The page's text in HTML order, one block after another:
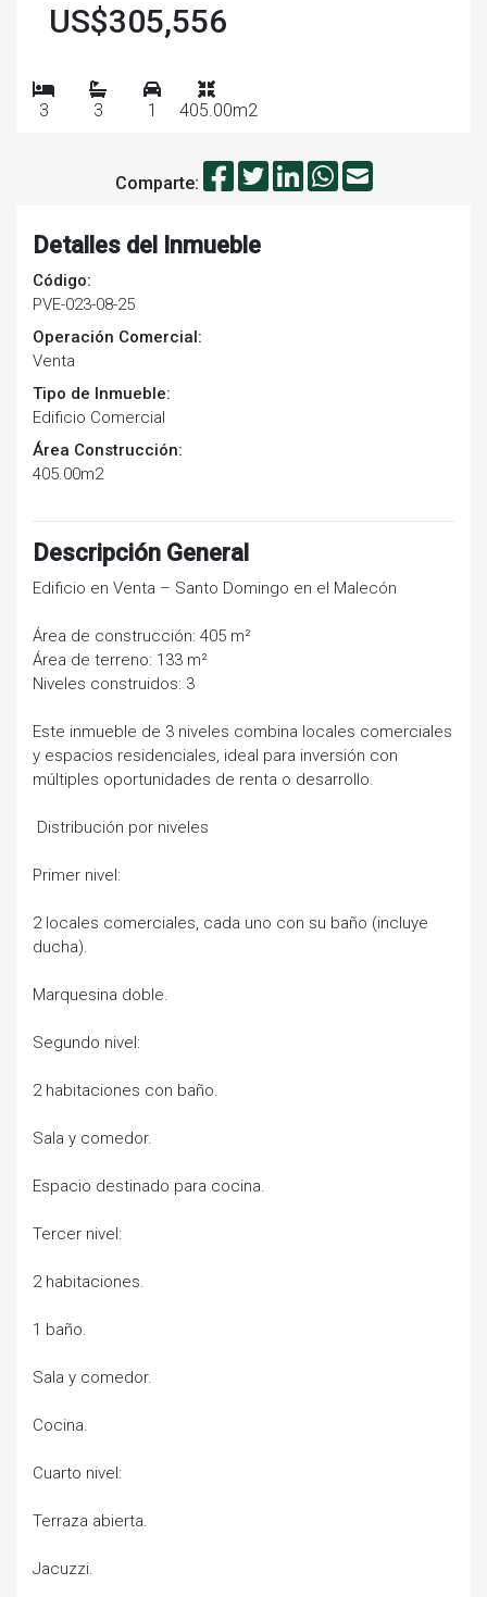
US$305,556
3 3 1 405.00m2
Comparte:
Detalles del Inmueble
Código:
PVE-023-08-25
Operación Comercial:
Venta
Tipo de Inmueble:
Edificio Comercial
Área Construcción:
405.00m2
Descripción General
Edificio en Venta – Santo Domingo en el Malecón
Área de construcción: 405 m²
Área de terreno: 133 m²
Niveles construidos: 3
Este inmueble de 3 niveles combina locales comerciales
y espacios residenciales, ideal para inversión con
múltiples oportunidades de renta o desarrollo.
Distribución por niveles
Primer nivel:
2 locales comerciales, cada uno con su baño (incluye
ducha).
Marquesina doble.
Segundo nivel:
2 habitaciones con baño.
Sala y comedor.
Espacio destinado para cocina.
Tercer nivel:
2 habitaciones.
1 baño.
Sala y comedor.
Cocina.
Cuarto nivel:
Terraza abierta.
Jacuzzi.